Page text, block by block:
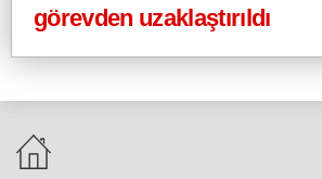
görevden uzaklaştırıldı